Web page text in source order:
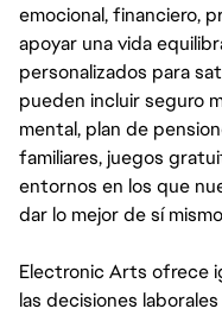
emocional, financiero,
apoyar una vida
personalizados para
pueden incluir seguro
mental, plan de
familiares, juegos
entornos en los que
dar lo mejor de sí
Electronic Arts ofrece
las decisiones